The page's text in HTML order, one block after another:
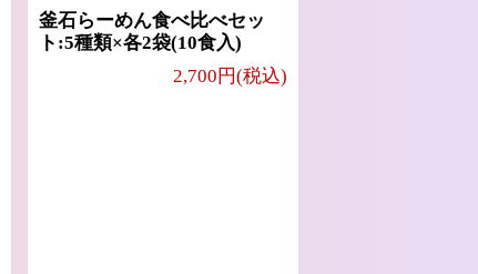
釜石らーめん食べ比べセッ
ト:5種類×各2袋(10食入)
2,700円(税込)